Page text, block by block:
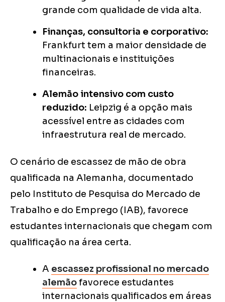
grande com qualidade de vida alta.
Finanças, consultoria e corporativo:
Frankfurt tem a maior densidade de
multinacionais e instituições
financeiras.
Alemão intensivo com custo
reduzido: Leipzig é a opção mais
acessível entre as cidades com
infraestrutura real de mercado.
O cenário de escassez de mão de obra
qualificada na Alemanha, documentado
pelo Instituto de Pesquisa do Mercado de
Trabalho e do Emprego (IAB), favorece
estudantes internacionais que chegam com
qualificação na área certa.
A escassez profissional no mercado
alemãofavorece estudantes
internacionais qualificados em áreas